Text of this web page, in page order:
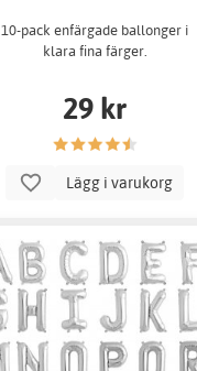
10-pack enfärgade ballonger i
klara fina färger.
29 kr
Lägg i varukorg